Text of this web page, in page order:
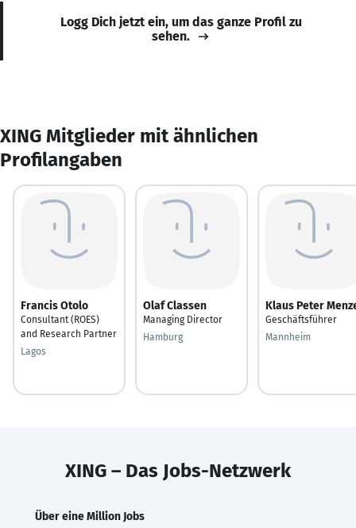
Logg Dich jetzt ein, um das ganze Profil zu
sehen.
XING Mitglieder mit ähnlichen
Profilangaben
Francis Otolo
Consultant (ROES)
and Research Partner
Lagos
Olaf Classen
Managing Director
Hamburg
Klaus Peter
Geschäftsführer
Mannheim
XING – Das Jobs-Netzwerk
Über eine Million Jobs